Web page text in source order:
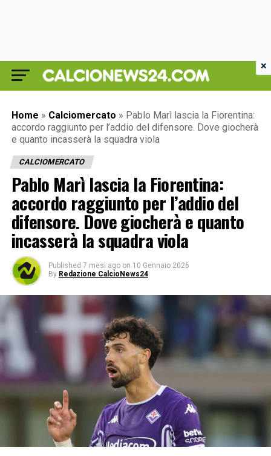
Home » Calciomercato » Pablo Marì lascia la Fiorentina:
accordo raggiunto per l’addio del difensore. Dove giocherà
e quanto incasserà la squadra viola
CALCIOMERCATO
Pablo Marì lascia la Fiorentina:
accordo raggiunto per l’addio del
difensore. Dove giocherà e quanto
incasserà la squadra viola
Published 7 mesi ago on 10 Gennaio 2026
By Redazione CalcioNews24
×